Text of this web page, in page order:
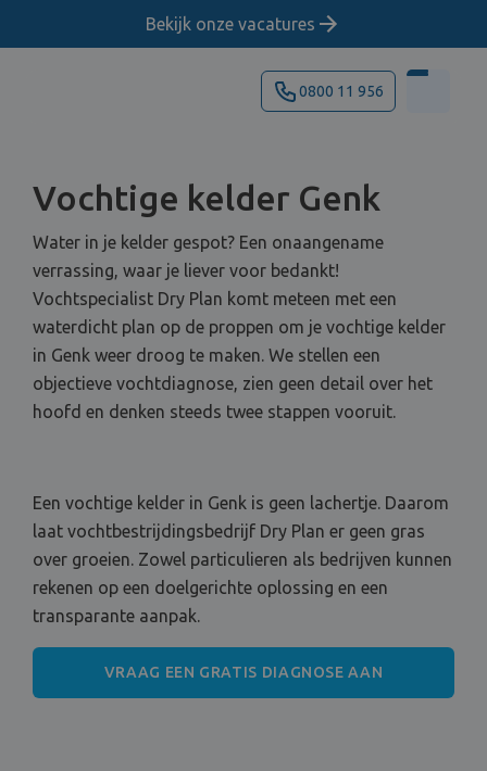
Bekijk onze vacatures
0800 11 956
Vochtige kelder Genk
Water in je kelder gespot? Een onaangename
verrassing, waar je liever voor bedankt!
Vochtspecialist Dry Plan komt meteen met een
waterdicht plan op de proppen om je vochtige kelder
in Genk weer droog te maken. We stellen een
objectieve vochtdiagnose, zien geen detail over het
hoofd en denken steeds twee stappen vooruit.
Een vochtige kelder in Genk is geen lachertje. Daarom
laat vochtbestrijdingsbedrijf Dry Plan er geen gras
over groeien. Zowel particulieren als bedrijven kunnen
rekenen op een doelgerichte oplossing en een
transparante aanpak.
VRAAG EEN GRATIS DIAGNOSE AAN